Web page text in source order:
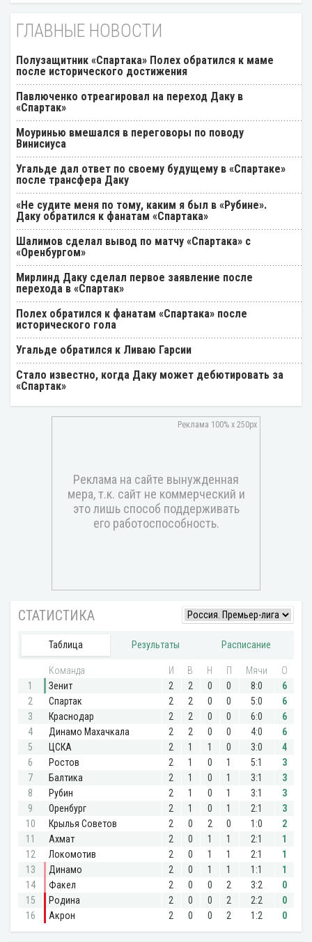
ГЛАВНЫЕ НОВОСТИ
Полузащитник «Спартака» Полех обратился к маме
после исторического достижения
Павлюченко отреагировал на переход Даку в
«Спартак»
Моуринью вмешался в переговоры по поводу
Винисиуса
Угальде дал ответ по своему будущему в «Спартаке»
после трансфера Даку
«Не судите меня по тому, каким я был в «Рубине».
Даку обратился к фанатам «Спартака»
Шалимов сделал вывод по матчу «Спартака» с
«Оренбургом»
Мирлинд Даку сделал первое заявление после
перехода в «Спартак»
Полех обратился к фанатам «Спартака» после
исторического гола
Угальде обратился к Ливаю Гарсии
Стало известно, когда Даку может дебютировать за
«Спартак»